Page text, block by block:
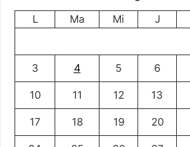
L Ma Mi J
3 4 5 6
10 11 12 13
17 18 19 20